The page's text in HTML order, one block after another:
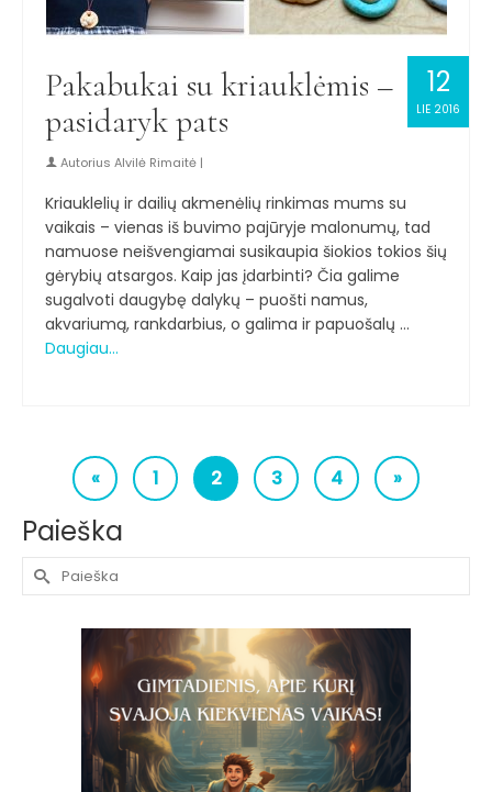
12
LIE 2016
Pakabukai su kriauklėmis –
pasidaryk pats
Autorius Alvilė Rimaitė |
Kriauklelių ir dailių akmenėlių rinkimas mums su
vaikais – vienas iš buvimo pajūryje malonumų, tad
namuose neišvengiamai susikaupia šiokios tokios šių
gėrybių atsargos. Kaip jas įdarbinti? Čia galime
sugalvoti daugybę dalykų – puošti namus,
akvariumą, rankdarbius, o galima ir papuošalų …
Daugiau…
« 1 2 3 4 »
Paieška
Search
for: